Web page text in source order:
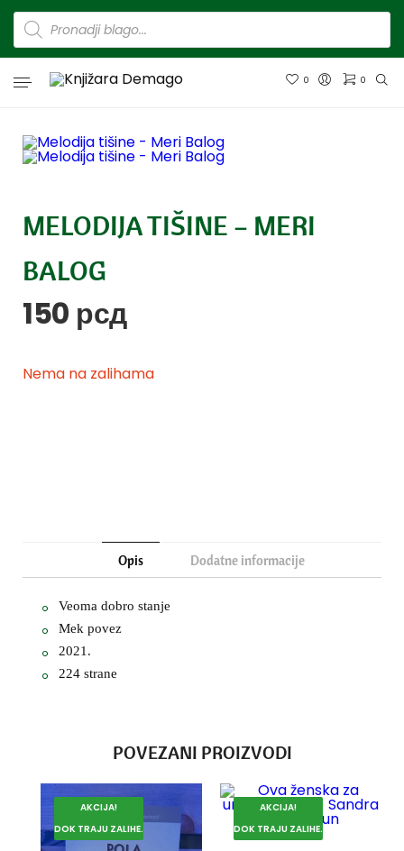
0 0
MELODIJA TIŠINE – MERI
BALOG
150 рсд
Nema na zalihama
Opis Dodatne informacije
Veoma dobro stanje
Mek povez
2021.
224 strane
POVEZANI PROIZVODI
AKCIJA!
DOK TRAJU ZALIHE.
AKCIJA!
DOK TRAJU ZALIHE.